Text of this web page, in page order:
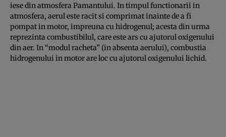
iese din atmosfera Pamantului. In timpul functionarii in
atmosfera, aerul este racit si comprimat inainte de a fi
pompat in motor, impreuna cu hidrogenul; acesta din urma
reprezinta combustibilul, care este ars cu ajutorul oxigenului
din aer. In “modul racheta” (in absenta aerului), combustia
hidrogenului in motor are loc cu ajutorul oxigenului lichid.